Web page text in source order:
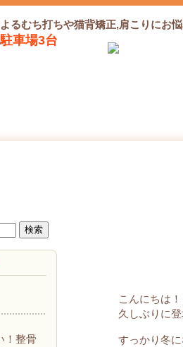
るむち打ちや猫背矯正,肩こりにお
車場3台
こんにちは！
久しぶりに
すっかり冬
！整骨